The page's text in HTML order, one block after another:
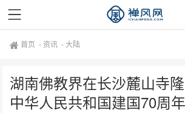
首页 - 资讯 -大陆
湖南佛教界在长沙麓山寺
中华人民共和国建国70周